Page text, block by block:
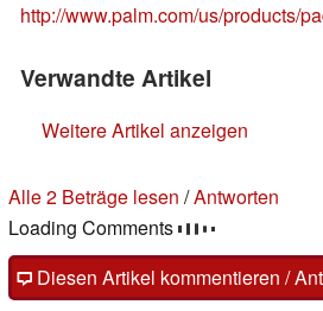
http://www.palm.com/us/products/
Verwandte Artikel
Weitere Artikel anzeigen
Alle 2 Beträge lesen /Antworten
Loading Comments
Diesen Artikel kommentieren /